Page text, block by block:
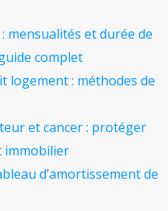
mensualités et durée de
complet
logement : méthodes de
et cancer : protéger
immobilier
d’amortissement de